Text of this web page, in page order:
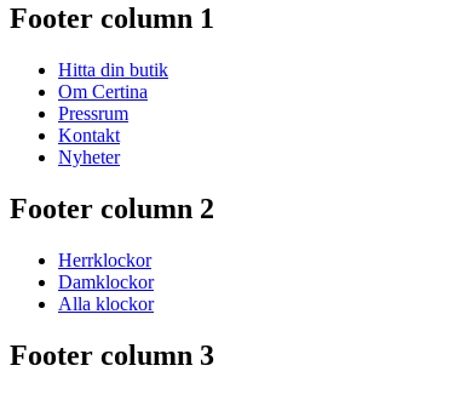
Footer column 1
Hitta din butik
Om Certina
Pressrum
Kontakt
Nyheter
Footer column 2
Herrklockor
Damklockor
Alla klockor
Footer column 3